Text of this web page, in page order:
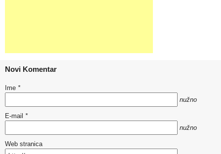
Novi Komentar
Ime *
nužno
E-mail *
nužno
Web stranica